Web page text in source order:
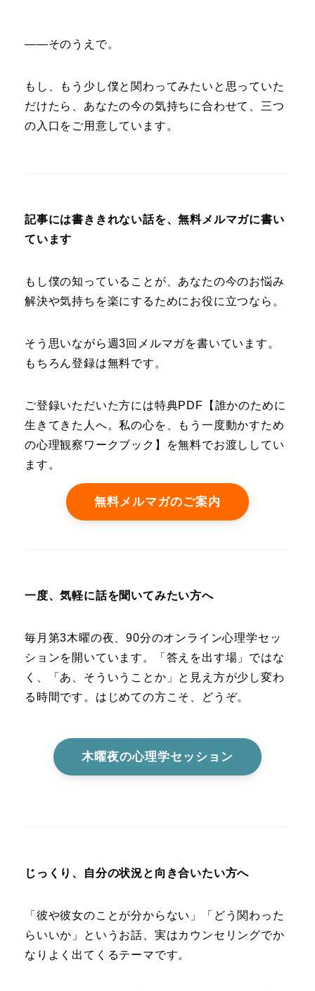
――そのうえで。
もし、もう少し僕と関わってみたいと思っていた
だけたら、あなたの今の気持ちに合わせて、三つ
の入口をご用意しています。
記事には書ききれない話を、無料メルマガに書い
ています
もし僕の知っていることが、あなたの今のお悩み
解決や気持ちを楽にするためにお役に立つなら。
そう思いながら週3回メルマガを書いています。
もちろん登録は無料です。
ご登録いただいた方には特典PDF【誰かのために
生きてきた人へ。私の心を、もう一度動かすため
の心理観察ワークブック】を無料でお渡ししてい
ます。
無料メルマガのご案内
一度、気軽に話を聞いてみたい方へ
毎月第3木曜の夜、90分のオンライン心理学セッ
ションを開いています。「答えを出す場」ではな
く、「あ、そういうことか」と見え方が少し変わ
る時間です。はじめての方こそ、どうぞ。
木曜夜の心理学セッション
じっくり、自分の状況と向き合いたい方へ
「彼や彼女のことが分からない」「どう関わった
らいいか」というお話、実はカウンセリングでか
なりよく出てくるテーマです。